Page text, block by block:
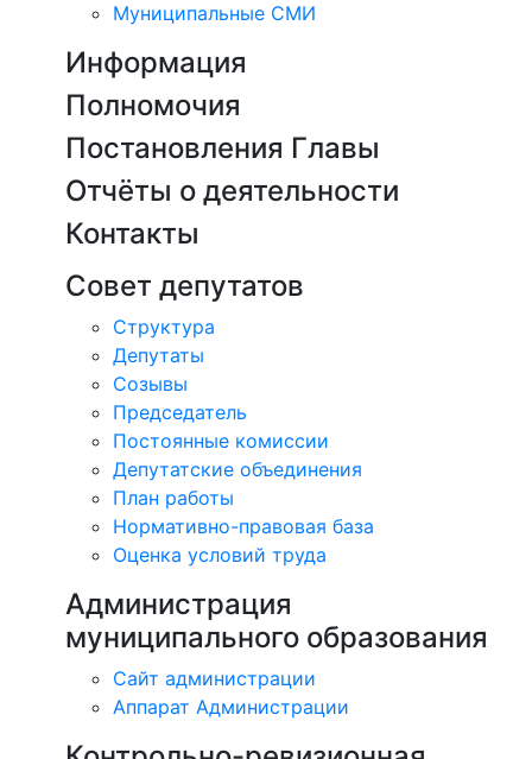
Муниципальные СМИ
Информация
Полномочия
Постановления Главы
Отчёты о деятельности
Контакты
Совет депутатов
Структура
Депутаты
Созывы
Председатель
Постоянные комиссии
Депутатские объединения
План работы
Нормативно-правовая база
Оценка условий труда
Администрация
муниципального образования
Сайт администрации
Аппарат Администрации